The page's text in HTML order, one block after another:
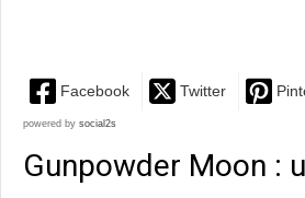
Facebook Twitter
powered by social2s
Gunpowder Moon :